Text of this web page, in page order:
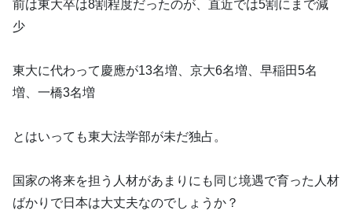
前は東大卒は8割程度だったのが、直近では5割にまで減
少
東大に代わって慶應が13名増、京大6名増、早稲田5名
増、一橋3名増
とはいっても東大法学部が未だ独占。
国家の将来を担う人材があまりにも同じ境遇で育った人材
ばかりで日本は大丈夫なのでしょうか？